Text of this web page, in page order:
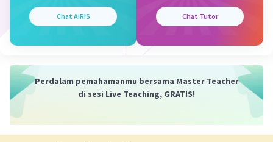
Chat AiRIS Chat Tutor
Perdalam pemahamanmu bersama Master Teacher
di sesi Live Teaching, GRATIS!